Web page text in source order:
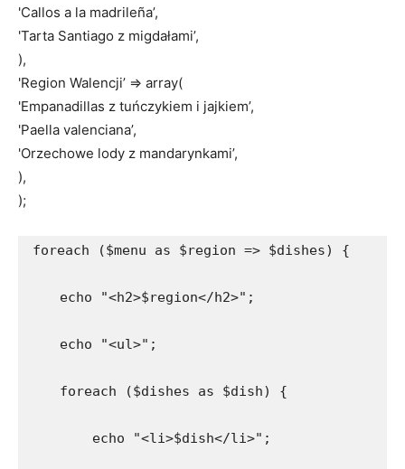
'Callos a la madrileña’,
'Tarta Santiago z migdałami’,
),
'Region Walencji’ => array(
'Empanadillas z tuńczykiem i jajkiem’,
'Paella valenciana’,
'Orzechowe lody z mandarynkami’,
),
);
foreach ($menu as $region => $dishes) {
    echo "<h2>$region</h2>";
    echo "<ul>";
    foreach ($dishes as $dish) {
        echo "<li>$dish</li>";